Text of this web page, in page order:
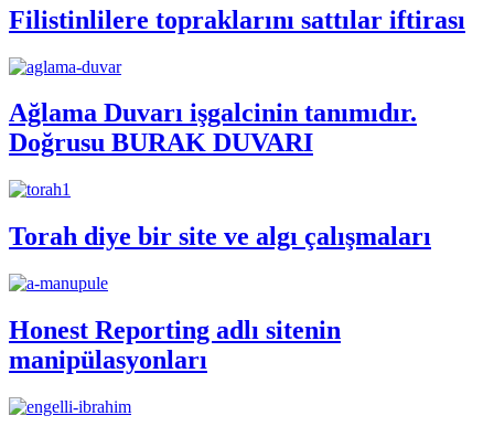
Filistinlilere topraklarını sattılar iftirası
Ağlama Duvarı işgalcinin tanımıdır.
Doğrusu BURAK DUVARI
Torah diye bir site ve algı çalışmaları
Honest Reporting adlı sitenin
manipülasyonları